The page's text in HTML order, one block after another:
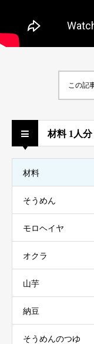
この記
材料 1人分
材料
そうめん
モロヘイヤ
オクラ
山芋
納豆
そうめんのつゆ